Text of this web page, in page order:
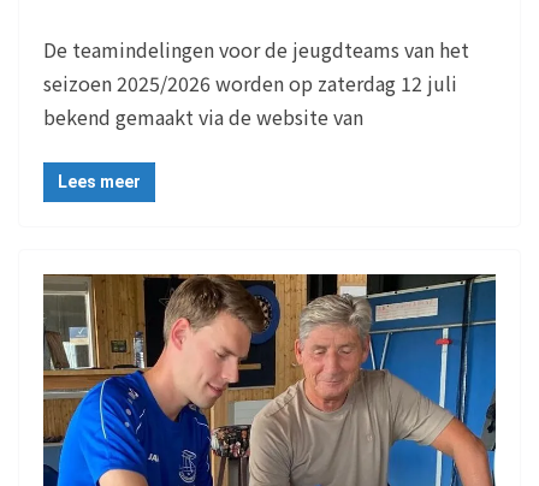
De teamindelingen voor de jeugdteams van het
seizoen 2025/2026 worden op zaterdag 12 juli
bekend gemaakt via de website van
Lees meer